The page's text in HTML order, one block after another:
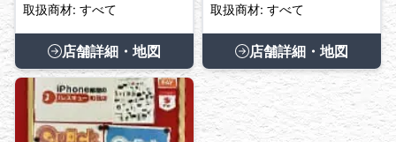
取扱商材: すべて
店舗詳細・地図
取扱商材: すべて
店舗詳細・地図